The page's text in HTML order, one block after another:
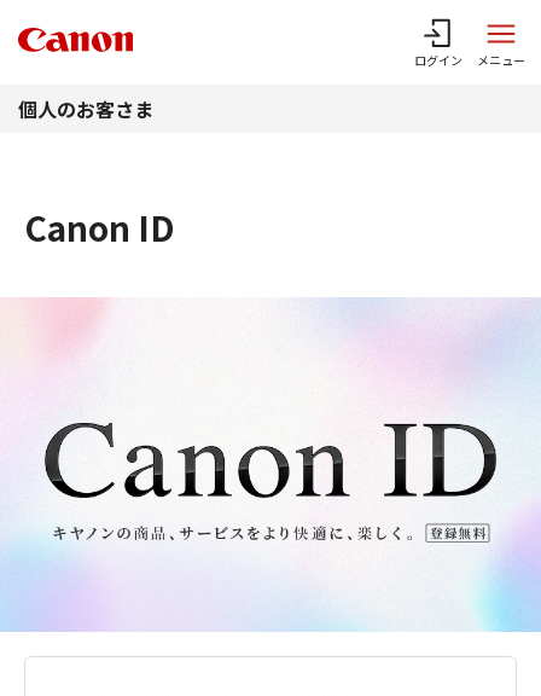
ログイン メニュー
個人のお客さま
Canon ID